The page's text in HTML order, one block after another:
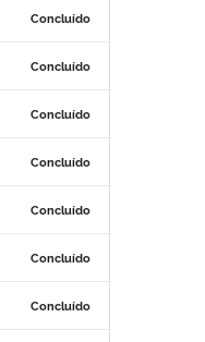
Concluído
Concluído
Concluído
Concluído
Concluído
Concluído
Concluído